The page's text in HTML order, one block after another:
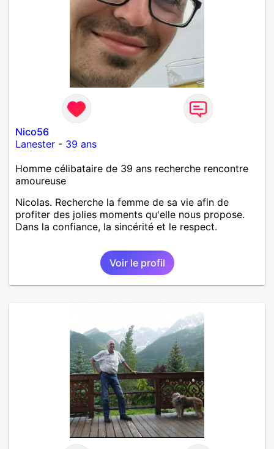
Nico56
Lanester - 39 ans
Homme célibataire de 39 ans recherche rencontre
amoureuse
Nicolas. Recherche la femme de sa vie afin de
profiter des jolies moments qu'elle nous propose.
Dans la confiance, la sincérité et le respect.
Voir le profil